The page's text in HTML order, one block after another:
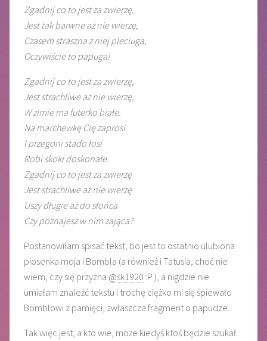
Zgadnij co to jest za zwierzę,
Jest tak barwne aż nie wierzę,
Czasem straszna z niej pleciuga,
Oczywiście to papuga!
Zgadnij co to jest za zwierzę,
Jest strachliwe aż nie wierzę,
W zimie ma futerko białe.
Na marchewkę Cię zaprosi
I przegoni stado łosi
Robi skoki doskonałe.
Zgadnij co to jest za zwierzę
Jest strachliwe aż nie wierzę
Uszy długie aż do słońca
Czy poznajesz w nim zająca?
Postanowiłam spisać tekst, bo jest to ostatnio ulubiona
piosenka moja i Bombla (a również i Tatusia, choć nie
wiem, czy się przyzna @sk1920 :P ), a nigdzie nie
umiałam znaleźć tekstu i trochę ciężko mi się śpiewało
Bomblowi z pamięci, zwłaszcza fragment o papudze.
Tak więc jest, a kto wie, może kiedyś ktoś będzie szukał